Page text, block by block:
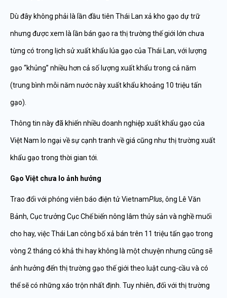
Dù đây không phải là lần đầu tiên Thái Lan xả kho gạo dự trữ
nhưng được xem là lần bán gạo ra thị trường thế giới lớn chưa
từng có trong lịch sử xuất khẩu lúa gạo của Thái Lan, với lượng
gạo “khủng” nhiều hơn cả số lượng xuất khẩu trong cả năm
(trung bình mỗi năm nước này xuất khẩu khoảng 10 triệu tấn
gạo).
Thông tin này đã khiến nhiều doanh nghiệp xuất khẩu gạo của
Việt Nam lo ngại về sự cạnh tranh về giá cũng như thị trường xuất
khẩu gạo trong thời gian tới.
Gạo Việt chưa lo ảnh hưởng
Trao đổi với phóng viên báo điện tử VietnamPlus, ông Lê Văn
Bảnh, Cục trưởng Cục Chế biến nông lâm thủy sản và nghề muối
cho hay, việc Thái Lan công bố xả bán trên 11 triệu tấn gạo trong
vòng 2 tháng có khả thi hay không là một chuyện nhưng cũng sẽ
ảnh hưởng đến thị trường gạo thế giới theo luật cung-cầu và có
thể sẽ có những xáo trộn nhất định. Tuy nhiên, đối với thị trường